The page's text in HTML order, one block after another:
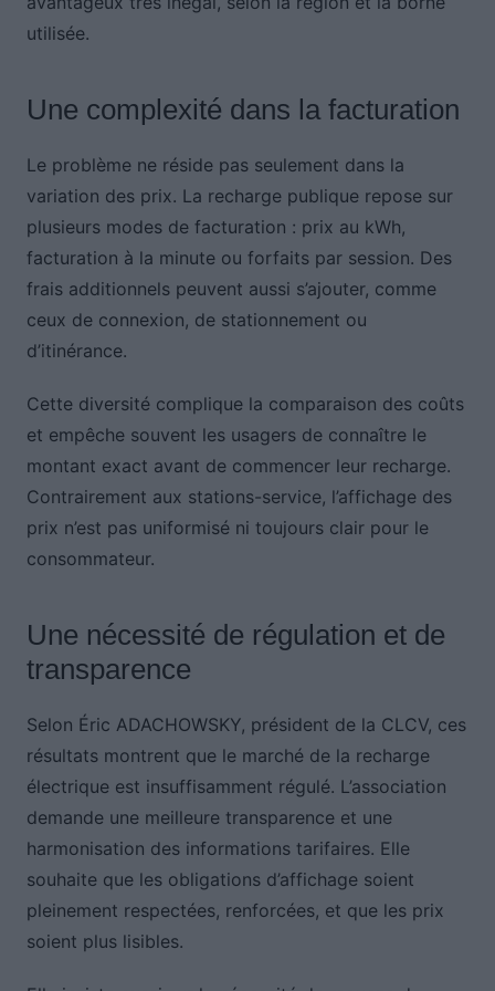
utilisée.
Une complexité dans la facturation
Le problème ne réside pas seulement dans la
variation des prix. La recharge publique repose sur
plusieurs modes de facturation : prix au kWh,
facturation à la minute ou forfaits par session. Des
frais additionnels peuvent aussi s’ajouter, comme
ceux de connexion, de stationnement ou
d’itinérance.
Cette diversité complique la comparaison des coûts
et empêche souvent les usagers de connaître le
montant exact avant de commencer leur recharge.
Contrairement aux stations-service, l’affichage des
prix n’est pas uniformisé ni toujours clair pour le
consommateur.
Une nécessité de régulation et de
transparence
Selon Éric ADACHOWSKY, président de la CLCV, ces
résultats montrent que le marché de la recharge
électrique est insuffisamment régulé. L’association
demande une meilleure transparence et une
harmonisation des informations tarifaires. Elle
souhaite que les obligations d’affichage soient
pleinement respectées, renforcées, et que les prix
soient plus lisibles.